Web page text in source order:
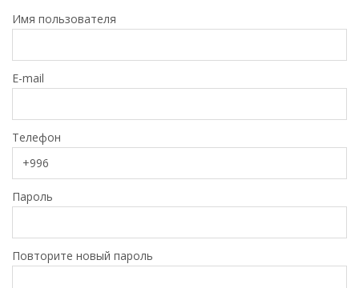
Имя пользователя
E-mail
Телефон
Пароль
Повторите новый пароль